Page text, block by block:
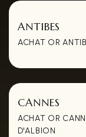
ANTIBES
ACHAT OR
CANNES
ACHAT OR
D'ALBION